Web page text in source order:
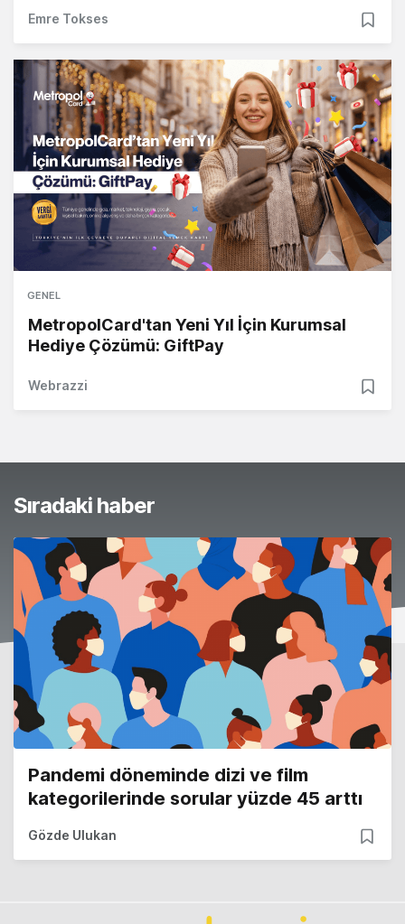
Emre Tokses
GENEL
MetropolCard'tan Yeni Yıl İçin Kurumsal
Hediye Çözümü: GiftPay
Webrazzi
Sıradaki haber
Pandemi döneminde dizi ve film
kategorilerinde sorular yüzde 45 arttı
Gözde Ulukan